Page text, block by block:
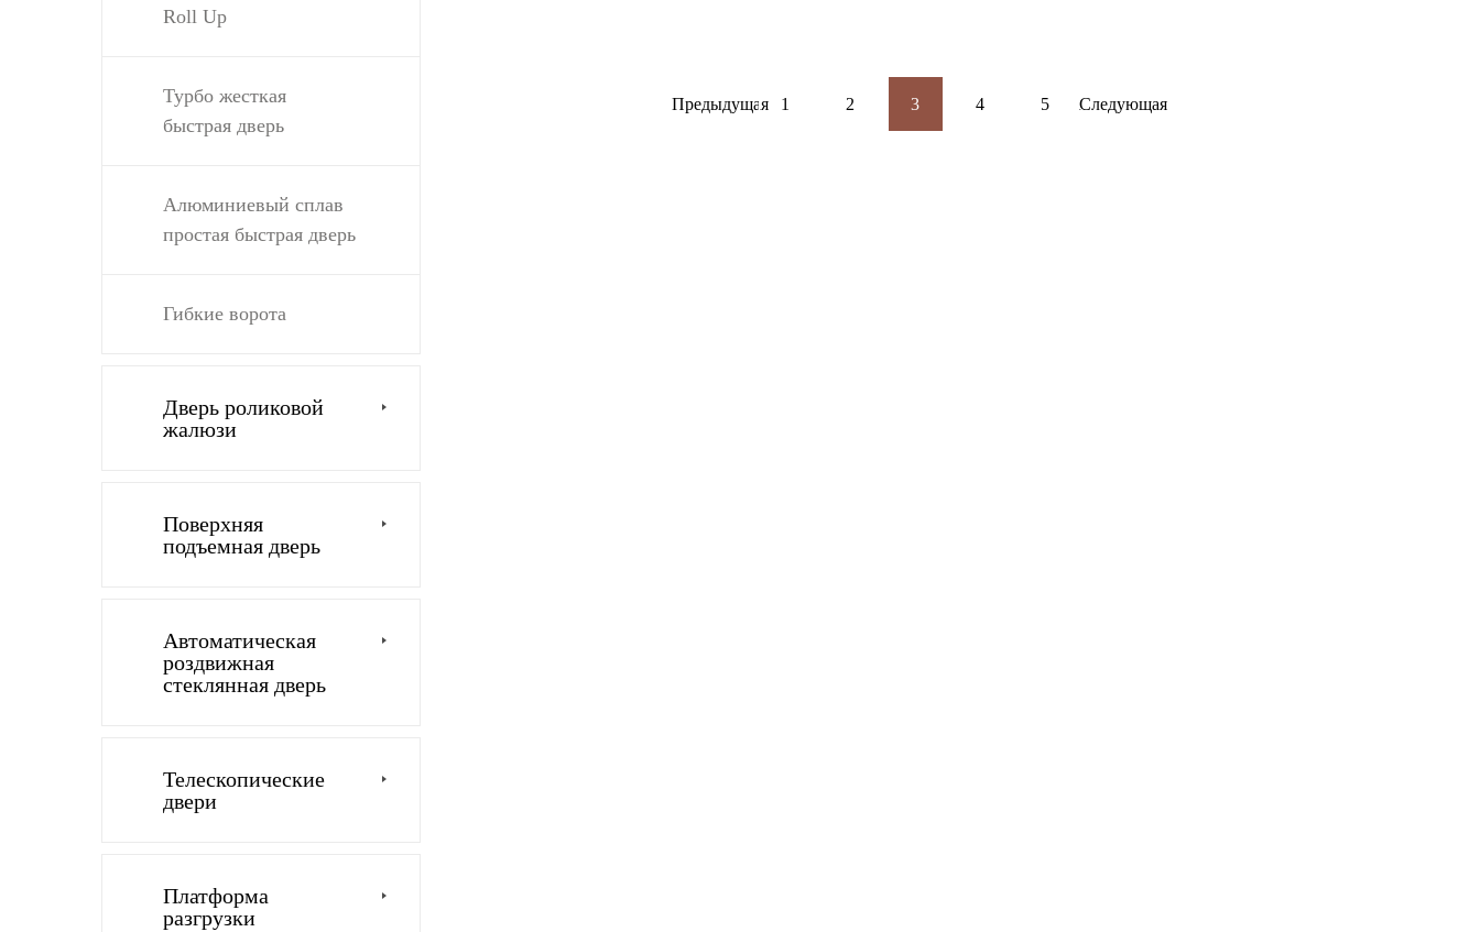
Roll Up
Турбо жесткая
быстрая дверь
Алюминиевый сплав
простая быстрая дверь
Гибкие ворота
Дверь роликовой
жалюзи
Поверхняя
подъемная дверь
Автоматическая
роздвижная
стеклянная дверь
Телескопические
двери
Платформа
разгрузки
Предыдущая 1 2 3 4 5 ...
Следующая